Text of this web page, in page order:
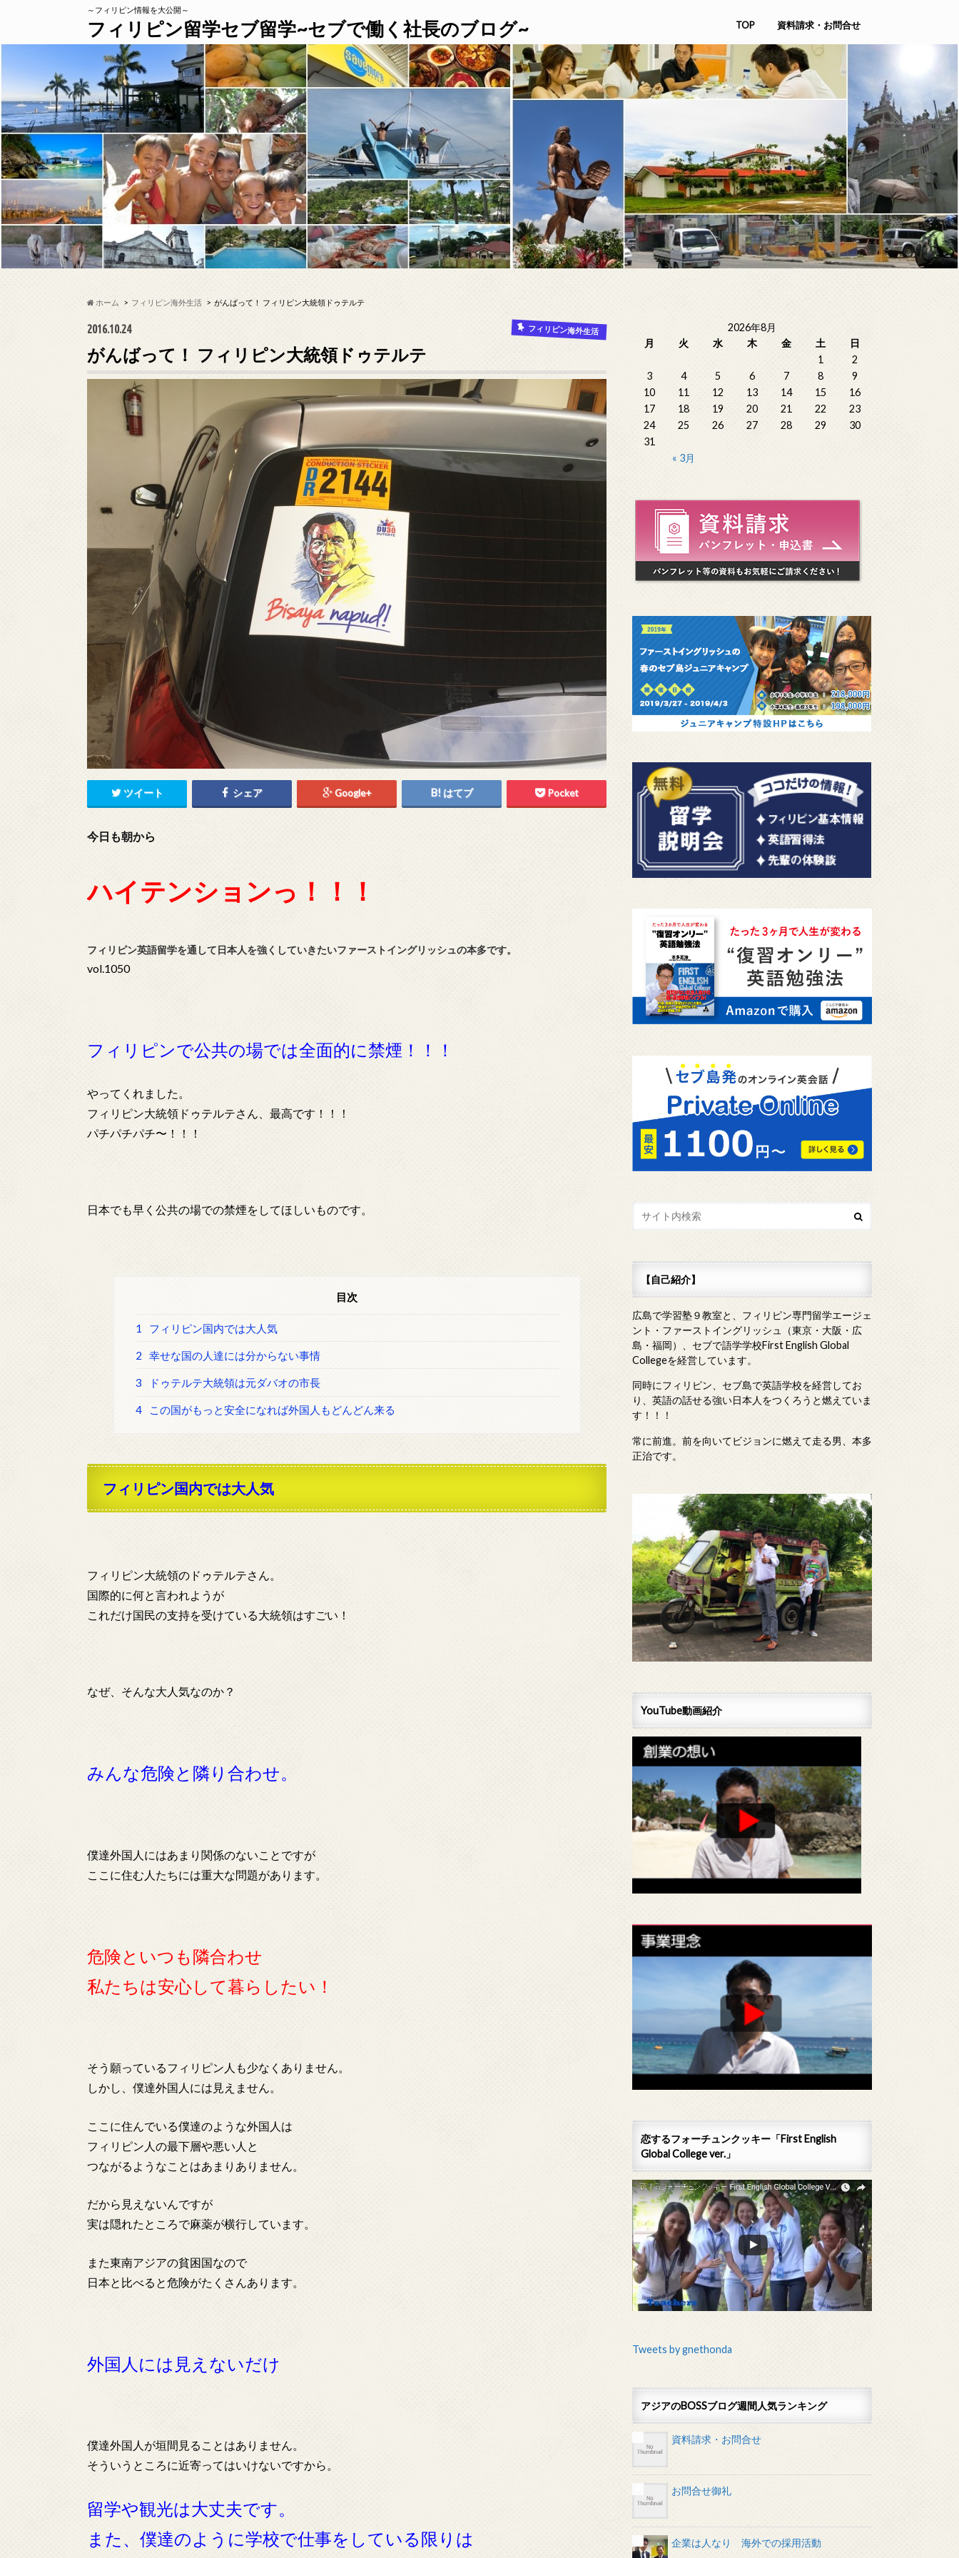
～フィリピン情報を大公開～
フィリピン留学セブ留学~セブで働く社長のブログ~ TOP 資料請求・お問合せ
ホーム フィリピン海外生活 がんばって！ フィリピン大統領ドゥテルテ
2016.10.24 フィリピン海外生活
がんばって！ フィリピン大統領ドゥテルテ
ツイート シェア Google+ はてブ Pocket
今日も朝から
ハイテンションっ！！！
フィリピン英語留学を通して日本人を強くしていきたいファーストイングリッシュの本多です。
vol.1050
フィリピンで公共の場では全面的に禁煙！！！
やってくれました。
フィリピン大統領ドゥテルテさん、最高です！！！
パチパチパチ〜！！！
日本でも早く公共の場での禁煙をしてほしいものです。
目次
1 フィリピン国内では大人気
2 幸せな国の人達には分からない事情
3 ドゥテルテ大統領は元ダバオの市長
4 この国がもっと安全になれば外国人もどんどん来る
フィリピン国内では大人気
フィリピン大統領のドゥテルテさん。
国際的に何と言われようが
これだけ国民の支持を受けている大統領はすごい！
なぜ、そんな大人気なのか？
みんな危険と隣り合わせ。
僕達外国人にはあまり関係のないことですが
ここに住む人たちには重大な問題があります。
危険といつも隣合わせ
私たちは安心して暮らしたい！
そう願っているフィリピン人も少なくありません。
しかし、僕達外国人には見えません。
ここに住んでいる僕達のような外国人は
フィリピン人の最下層や悪い人と
つながるようなことはあまりありません。
だから見えないんですが
実は隠れたところで麻薬が横行しています。
また東南アジアの貧困国なので
日本と比べると危険がたくさんあります。
外国人には見えないだけ
僕達外国人が垣間見ることはありません。
そういうところに近寄ってはいけないですから。
留学や観光は大丈夫です。
また、僕達のように学校で仕事をしている限りは
2026年8月
月
火 水 木 金 土 日
« 3月
1
2
3
4 5 6 7 8
9
10
11 12 13 14 15
16
17
18 19 20 21 22
23
24
25 26 27 28 29
30
31
【自己紹介】
広島で学習塾９教室と、フィリピン専門留学エージェ
ント・ファーストイングリッシュ（東京・大阪・広
島・福岡）、セブで語学学校First English Global
Collegeを経営しています。
同時にフィリピン、セブ島で英語学校を経営してお
り、英語の話せる強い日本人をつくろうと燃えていま
す！！！
常に前進。前を向いてビジョンに燃えて走る男、本多
正治です。
YouTube動画紹介
恋するフォーチュンクッキー「First English
Global College ver.」
Tweets by gnethonda
アジアのBOSSブログ週間人気ランキング
資料請求・お問合せ
お問合せ御礼
企業は人なり 海外での採用活動